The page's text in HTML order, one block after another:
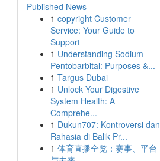
Published News
1 copyright Customer
Service: Your Guide to
Support
1 Understanding Sodium
Pentobarbital: Purposes &...
1 Targus Dubai
1 Unlock Your Digestive
System Health: A
Comprehe...
1 Dukun707: Kontroversi dan
Rahasia di Balik Pr...
1 体育直播全览：赛事、平台